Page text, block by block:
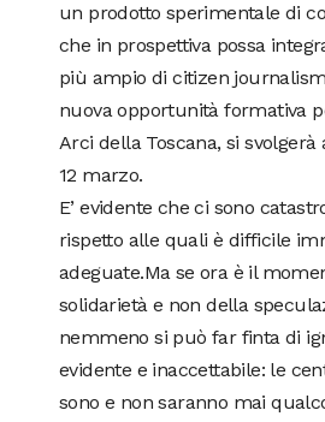
un prodotto sperimentale di
che in prospettiva possa
più ampio di citizen
nuova opportunità formativa
Arci della Toscana, si svolgerà
12 marzo.
E’ evidente che ci sono
rispetto alle quali è difficile
adeguate.Ma se ora è il
solidarietà e non della
nemmeno si può far finta di
evidente e inaccettabile: le
sono e non saranno mai